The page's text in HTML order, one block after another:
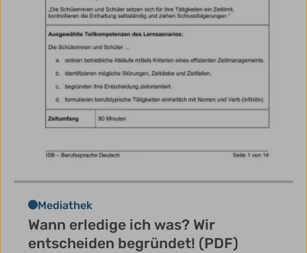
Mediathek
Wann erledige ich was? Wir
entscheiden begründet! (PDF)